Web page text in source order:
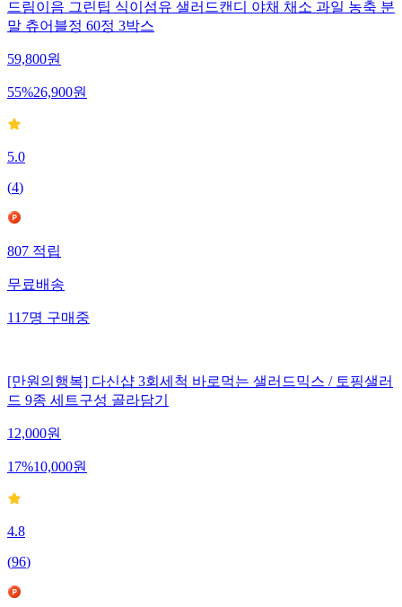
드림이음 그린팁 식이섬유 샐러드캔디 야채 채소 과일 농축 분
말 츄어블정 60정 3박스
59,800원
55%26,900원
5.0
(4)
807 적립
무료배송
117명 구매중
[만원의행복] 다신샵 3회세척 바로먹는 샐러드믹스 / 토핑샐러
드 9종 세트구성 골라담기
12,000원
17%10,000원
4.8
(96)